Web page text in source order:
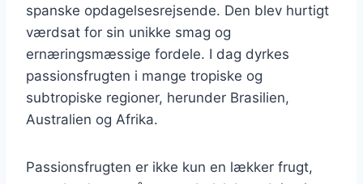
spanske opdagelsesrejsende. Den blev hurtigt
værdsat for sin unikke smag og
ernæringsmæssige fordele. I dag dyrkes
passionsfrugten i mange tropiske og
subtropiske regioner, herunder Brasilien,
Australien og Afrika.
Passionsfrugten er ikke kun en lækker frugt,